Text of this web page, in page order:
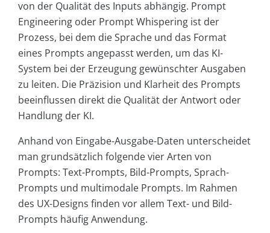
von der Qualität des Inputs abhängig. Prompt
Engineering oder Prompt Whispering ist der
Prozess, bei dem die Sprache und das Format
eines Prompts angepasst werden, um das KI-
System bei der Erzeugung gewünschter Ausgaben
zu leiten. Die Präzision und Klarheit des Prompts
beeinflussen direkt die Qualität der Antwort oder
Handlung der KI.
Anhand von Eingabe-Ausgabe-Daten unterscheidet
man grundsätzlich folgende vier Arten von
Prompts: Text-Prompts, Bild-Prompts, Sprach-
Prompts und multimodale Prompts. Im Rahmen
des UX-Designs finden vor allem Text- und Bild-
Prompts häufig Anwendung.